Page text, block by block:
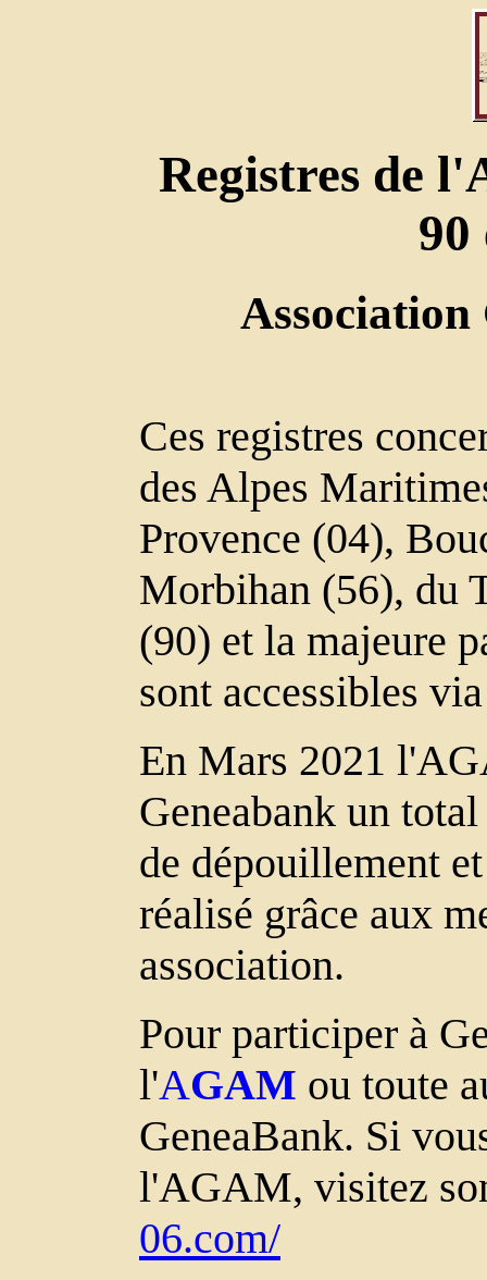
Registres de
90
Association
Ces registres
des Alpes
Provence (04),
Morbihan (56), du
(90) et la majeure
sont accessibles
En Mars 2021
Geneabank un
de dépouillement
réalisé grâce aux
association.
Pour participer à
l'AGAM ou toute
GeneaBank. Si
l'AGAM, visitez
06.com/